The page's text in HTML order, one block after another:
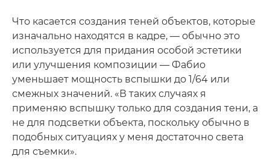
Что касается создания теней объектов, которые
изначально находятся в кадре, — обычно это
используется для придания особой эстетики
или улучшения композиции — Фабио
уменьшает мощность вспышки до 1/64 или
смежных значений. «В таких случаях я
применяю вспышку только для создания тени, а
не для подсветки объекта, поскольку обычно в
подобных ситуациях у меня достаточно света
для съемки».